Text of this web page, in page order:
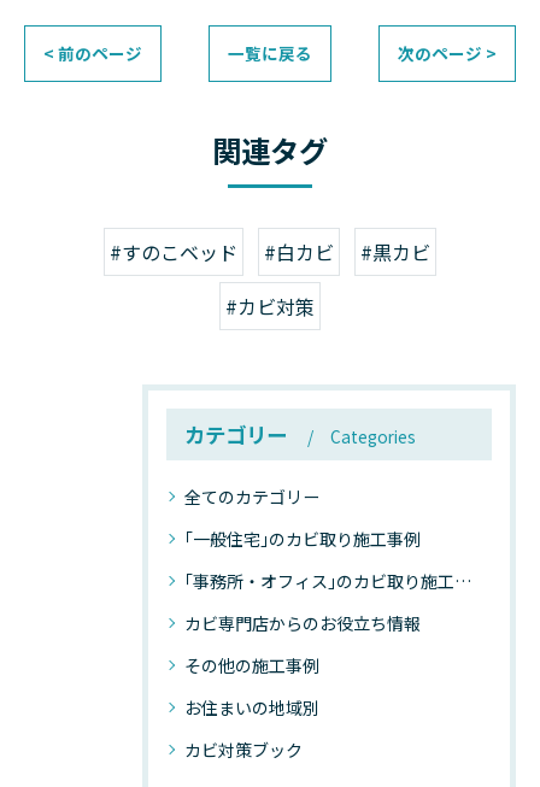
< 前のページ 一覧に戻る 次のページ >
関連タグ
#すのこベッド #白カビ
#黒カビ
#カビ対策
カテゴリー Categories
全てのカテゴリー
｢一般住宅｣のカビ取り施工事例
｢事務所・オフィス｣のカビ取り施工事例
カビ専門店からのお役立ち情報
その他の施工事例
お住まいの地域別
カビ対策ブック